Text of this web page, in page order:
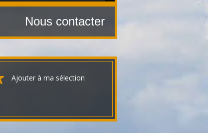
Nous contacter
Ajouter à ma sélection